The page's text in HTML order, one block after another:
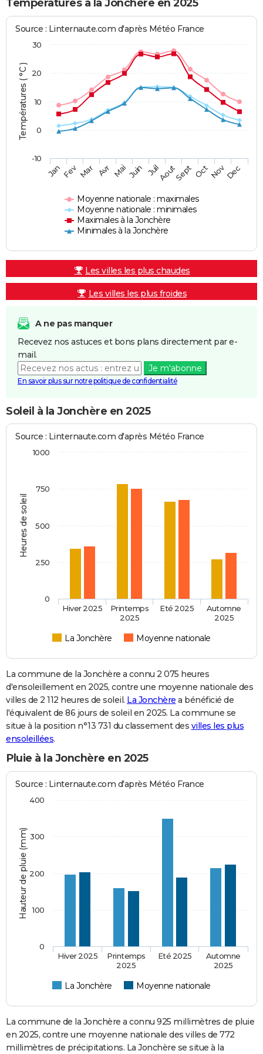
Températures à la Jonchère en 2025
Températures ( °C )
Source : Linternaute.com d'après Météo France
Moyenne nationale : maximales
Moyenne nationale : minimales
Maximales à la Jonchère
Minimales à la Jonchère
JanFev Mar Avr MaiJuin JuilAoutSept OctNovDec
-10
0
10
20
30
Les villes les plus chaudes
Les villes les plus froides
A ne pas manquer
Recevez nos astuces et bons plans directement par e-
mail.
Je m'abonne
En savoir plus sur notre politique de confidentialité
Soleil à la Jonchère en 2025
Heures de soleil
Source : Linternaute.com d'après Météo France
La Jonchère Moyenne nationale
Hiver 2025
Printemps
2025
Eté 2025
Automne
2025
0
1000
250
500
750
La commune de la Jonchère a connu 2 075 heures
d'ensoleillement en 2025, contre une moyenne nationale des
villes de 2 112 heures de soleil. La Jonchère a bénéficié de
l'équivalent de 86 jours de soleil en 2025. La commune se
situe à la position n°13 731 du classement des villes les plus
ensoleillées.
Pluie à la Jonchère en 2025
Hauteur de pluie (mm)
Source : Linternaute.com d'après Météo France
La Jonchère Moyenne nationale
Hiver 2025
Printemps
2025
Eté 2025
Automne
2025
0
100
200
300
400
La commune de la Jonchère a connu 925 millimètres de pluie
en 2025, contre une moyenne nationale des villes de 772
millimètres de précipitations. La Jonchère se situe à la